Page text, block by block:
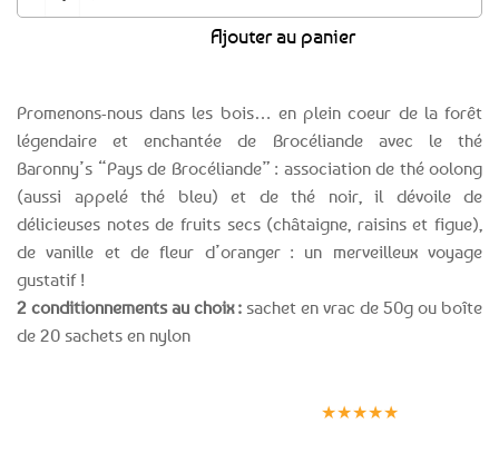
Promenons-nous dans les bois… en plein coeur de la forêt
légendaire et enchantée de Brocéliande avec le thé
Baronny’s “Pays de Brocéliande” : association de thé oolong
(aussi appelé thé bleu) et de thé noir, il dévoile de
délicieuses notes de fruits secs (châtaigne, raisins et figue),
de vanille et de fleur d’oranger : un merveilleux voyage
gustatif !
2 conditionnements au choix : sachet en vrac de 50g ou boîte
de 20 sachets en nylon
Ajouter au panier
★★★★★